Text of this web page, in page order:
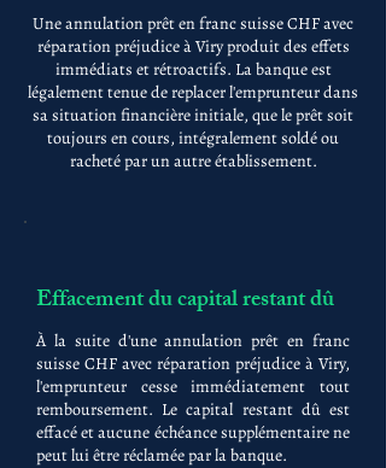
Une annulation prêt en franc suisse CHF avec
réparation préjudice à Viry produit des effets
immédiats et rétroactifs. La banque est
légalement tenue de replacer l'emprunteur dans
sa situation financière initiale, que le prêt soit
toujours en cours, intégralement soldé ou
racheté par un autre établissement.
Effacement du capital restant dû
À la suite d'une annulation prêt en franc
suisse CHF avec réparation préjudice à Viry,
l'emprunteur cesse immédiatement tout
remboursement. Le capital restant dû est
effacé et aucune échéance supplémentaire ne
peut lui être réclamée par la banque.